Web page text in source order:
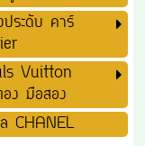
ประดับ คาร์
Vuitton
ง มือสอง
CHANEL